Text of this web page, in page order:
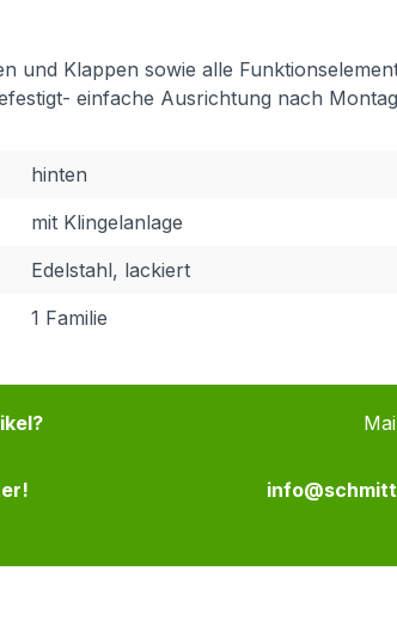
und Klappen sowie alle
einfache Ausrichtung nach
hinten
mit Klingelanlage
Edelstahl, lackiert
1 Familie